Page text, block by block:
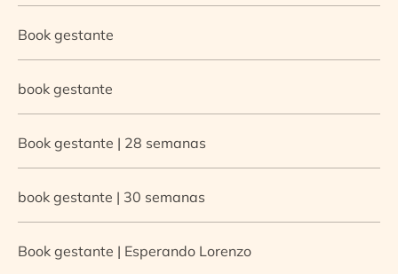
Book gestante
book gestante
Book gestante | 28 semanas
book gestante | 30 semanas
Book gestante | Esperando Lorenzo